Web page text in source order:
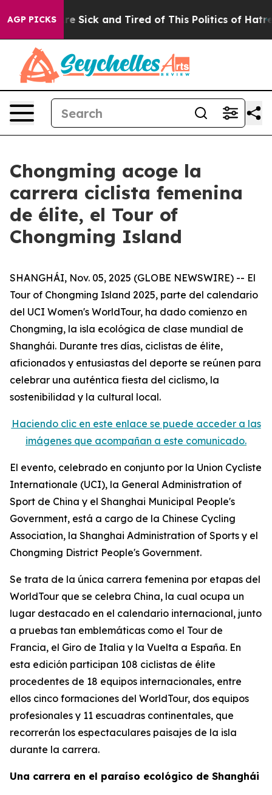
AGP PICKSAre Sick and Tired of This Politics of Hatred”
Chongming acoge la
carrera ciclista femenina
de élite, el Tour of
Chongming Island
SHANGHÁI, Nov. 05, 2025 (GLOBE NEWSWIRE) -- El
Tour of Chongming Island 2025, parte del calendario
del UCI Women's WorldTour, ha dado comienzo en
Chongming, la isla ecológica de clase mundial de
Shanghái. Durante tres días, ciclistas de élite,
aficionados y entusiastas del deporte se reúnen para
celebrar una auténtica fiesta del ciclismo, la
sostenibilidad y la cultural local.
Haciendo clic en este enlace se puede acceder a las
imágenes que acompañan a este comunicado.
El evento, celebrado en conjunto por la Union Cycliste
Internationale (UCI), la General Administration of
Sport de China y el Shanghai Municipal People's
Government, está a cargo de la Chinese Cycling
Association, la Shanghai Administration of Sports y el
Chongming District People's Government.
Se trata de la única carrera femenina por etapas del
WorldTour que se celebra China, la cual ocupa un
lugar destacado en el calendario internacional, junto
a pruebas tan emblemáticas como el Tour de
Francia, el Giro de Italia y la Vuelta a España. En
esta edición participan 108 ciclistas de élite
procedentes de 18 equipos internacionales, entre
ellos cinco formaciones del WorldTour, dos equipos
profesionales y 11 escuadras continentales, que
recorrerán los espectaculares paisajes de la isla
durante la carrera.
Una carrera en el paraíso ecológico de Shanghái